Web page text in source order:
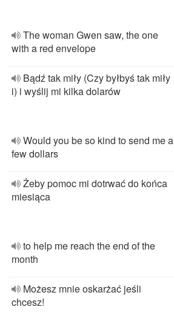
The woman Gwen saw, the one
with a red envelope
Bądź tak miły (Czy byłbyś tak miły
i) i wyślij mi kilka dolarów
Would you be so kind to send me a
few dollars
Żeby pomoc mi dotrwać do końca
miesiąca
to help me reach the end of the
month
Możesz mnie oskarżać jeśli
chcesz!